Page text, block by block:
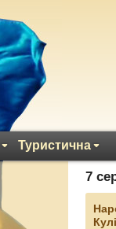
Туристична
7